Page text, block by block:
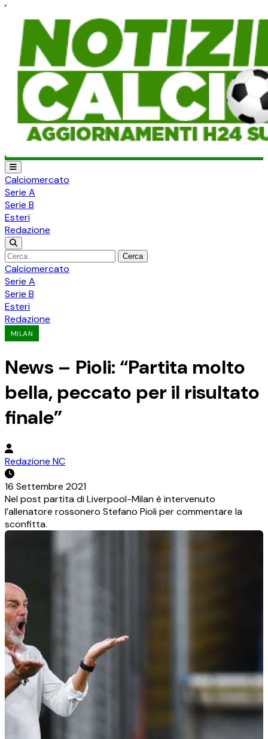
Calciomercato
Serie A
Serie B
Esteri
Redazione
Cerca
Calciomercato
Serie A
Serie B
Esteri
Redazione
MILAN
News – Pioli: “Partita molto
bella, peccato per il risultato
finale”
Redazione NC
16 Settembre 2021
Nel post partita di Liverpool-Milan è intervenuto
l’allenatore rossonero Stefano Pioli per commentare la
sconfitta.